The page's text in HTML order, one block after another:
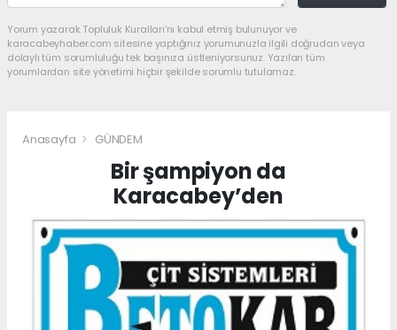
Yorum yazarak Topluluk Kuralları’nı kabul etmiş bulunuyor ve
karacabeyhaber.com sitesine yaptığınız yorumunuzla ilgili doğrudan veya
dolaylı tüm sorumluluğu tek başınıza üstleniyorsunuz. Yazılan tüm
yorumlardan site yönetimi hiçbir şekilde sorumlu tutulamaz.
Anasayfa GÜNDEM
Bir şampiyon da
Karacabey’den